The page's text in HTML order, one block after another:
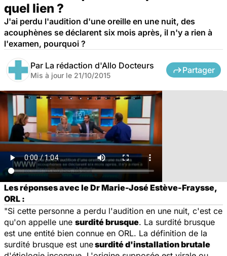
quel lien ?
J'ai perdu l'audition d'une oreille en une nuit, des
acouphènes se déclarent six mois après, il n'y a rien à
l'examen, pourquoi ?
Par La rédaction d'Allo Docteurs
Mis à jour le 21/10/2015
Partager
Les réponses avec le Dr Marie-José Estève-Fraysse,
ORL :
"Si cette personne a perdu l'audition en une nuit, c'est ce
qu'on appelle une surdité brusque. La surdité brusque
est une entité bien connue en ORL. La définition de la
surdité brusque est unesurdité d'installation brutale